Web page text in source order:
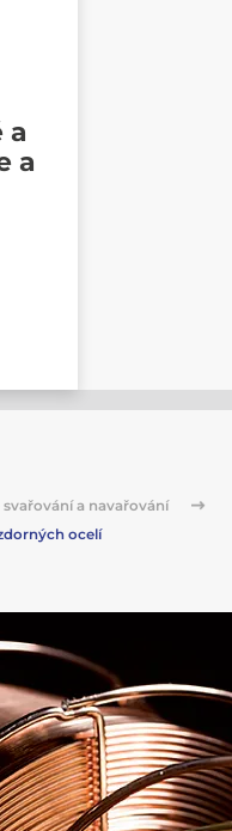
a
a
a navařování
ocelí